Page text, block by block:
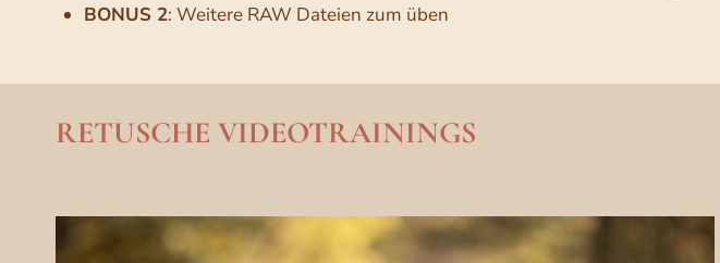
BONUS 2: Weitere RAW Dateien zum üben
RETUSCHE VIDEOTRAININGS